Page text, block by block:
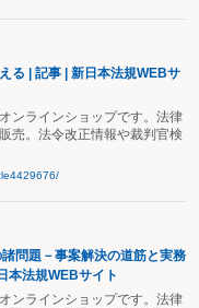
る | 記事 | 新日本法規WEBサ
ンラインショップです。法律
売。法令改正情報や裁判官検
問題－事案解決の道筋と実務
本法規WEBサイト
ンラインショップです。法律